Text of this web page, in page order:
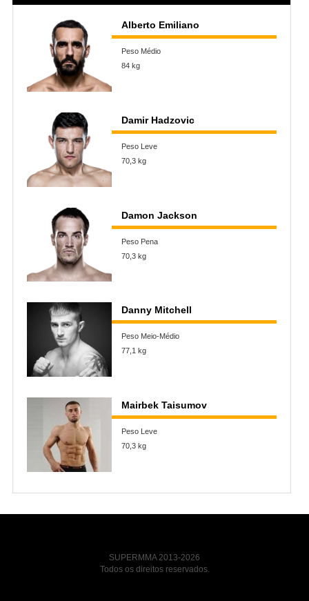
Alberto Emiliano
Peso Médio
84 kg
Damir Hadzovic
Peso Leve
70,3 kg
Damon Jackson
Peso Pena
70,3 kg
Danny Mitchell
Peso Meio-Médio
77,1 kg
Mairbek Taisumov
Peso Leve
70,3 kg
SUPERMMA 2013-2026
Todos os direitos reservados.